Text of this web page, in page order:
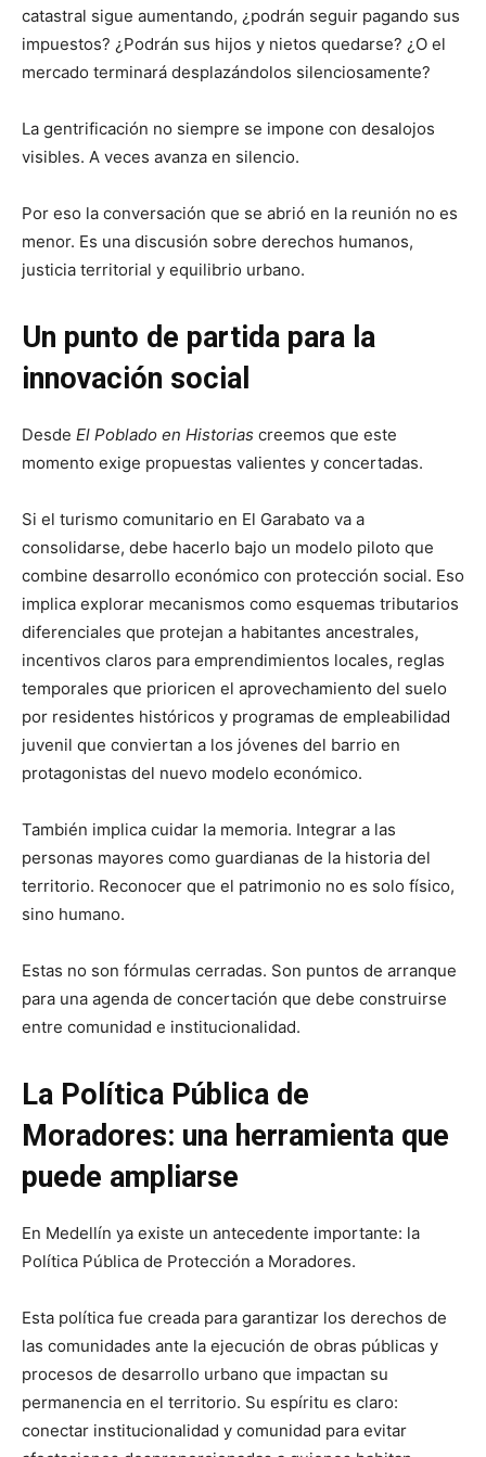
catastral sigue aumentando, ¿podrán seguir pagando sus
impuestos? ¿Podrán sus hijos y nietos quedarse? ¿O el
mercado terminará desplazándolos silenciosamente?
La gentrificación no siempre se impone con desalojos
visibles. A veces avanza en silencio.
Por eso la conversación que se abrió en la reunión no es
menor. Es una discusión sobre derechos humanos,
justicia territorial y equilibrio urbano.
Un punto de partida para la
innovación social
Desde El Poblado en Historias creemos que este
momento exige propuestas valientes y concertadas.
Si el turismo comunitario en El Garabato va a
consolidarse, debe hacerlo bajo un modelo piloto que
combine desarrollo económico con protección social. Eso
implica explorar mecanismos como esquemas tributarios
diferenciales que protejan a habitantes ancestrales,
incentivos claros para emprendimientos locales, reglas
temporales que prioricen el aprovechamiento del suelo
por residentes históricos y programas de empleabilidad
juvenil que conviertan a los jóvenes del barrio en
protagonistas del nuevo modelo económico.
También implica cuidar la memoria. Integrar a las
personas mayores como guardianas de la historia del
territorio. Reconocer que el patrimonio no es solo físico,
sino humano.
Estas no son fórmulas cerradas. Son puntos de arranque
para una agenda de concertación que debe construirse
entre comunidad e institucionalidad.
La Política Pública de
Moradores: una herramienta que
puede ampliarse
En Medellín ya existe un antecedente importante: la
Política Pública de Protección a Moradores.
Esta política fue creada para garantizar los derechos de
las comunidades ante la ejecución de obras públicas y
procesos de desarrollo urbano que impactan su
permanencia en el territorio. Su espíritu es claro:
conectar institucionalidad y comunidad para evitar